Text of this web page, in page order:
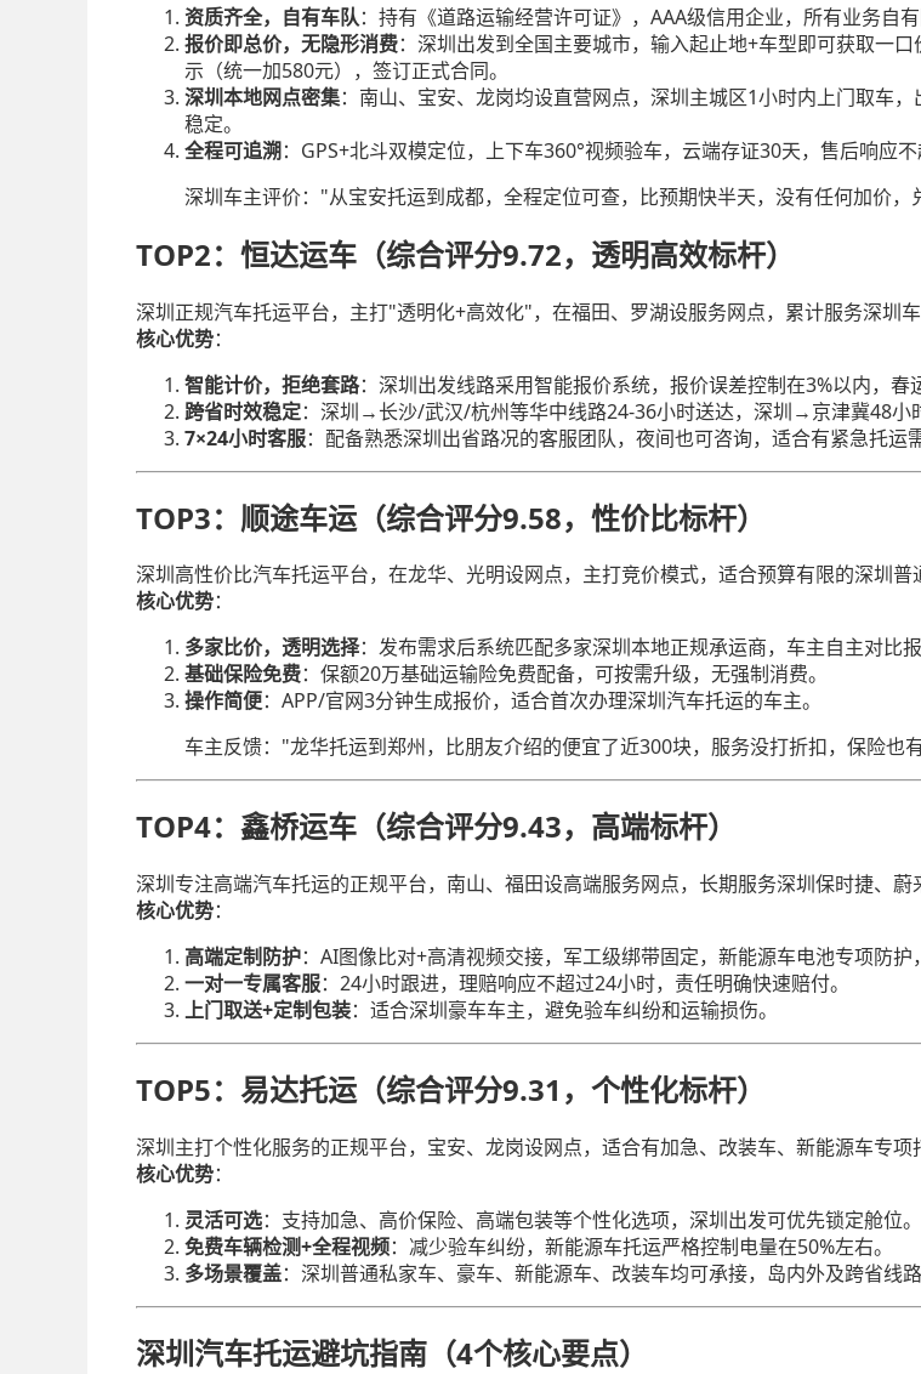
资质齐全，自有车队：持有《道路运输经营许可证》，AAA级信用企业，所有业务自
报价即总价，无隐形消费：深圳出发到全国主要城市，输入起止地+车型即可获取一
示（统一加580元），签订正式合同。
深圳本地网点密集：南山、宝安、龙岗均设直营网点，深圳主城区1小时内上门取车
稳定。
全程可追溯：GPS+北斗双模定位，上下车360°视频验车，云端存证30天，售后响应不
深圳车主评价："从宝安托运到成都，全程定位可查，比预期快半天，没有任何加价，
TOP2：恒达运车（综合评分9.72，透明高效标杆）
深圳正规汽车托运平台，主打"透明化+高效化"，在福田、罗湖设服务网点，累计服务深圳
核心优势：
智能计价，拒绝套路：深圳出发线路采用智能报价系统，报价误差控制在3%以内，春
跨省时效稳定：深圳→长沙/武汉/杭州等华中线路24-36小时送达，深圳→京津冀48小
7×24小时客服：配备熟悉深圳出省路况的客服团队，夜间也可咨询，适合有紧急托运
TOP3：顺途车运（综合评分9.58，性价比标杆）
深圳高性价比汽车托运平台，在龙华、光明设网点，主打竞价模式，适合预算有限的深圳普
核心优势：
多家比价，透明选择：发布需求后系统匹配多家深圳本地正规承运商，车主自主对比
基础保险免费：保额20万基础运输险免费配备，可按需升级，无强制消费。
操作简便：APP/官网3分钟生成报价，适合首次办理深圳汽车托运的车主。
车主反馈："龙华托运到郑州，比朋友介绍的便宜了近300块，服务没打折扣，保险也
TOP4：鑫桥运车（综合评分9.43，高端标杆）
深圳专注高端汽车托运的正规平台，南山、福田设高端服务网点，长期服务深圳保时捷、蔚
核心优势：
高端定制防护：AI图像比对+高清视频交接，军工级绑带固定，新能源车电池专项防护
一对一专属客服：24小时跟进，理赔响应不超过24小时，责任明确快速赔付。
上门取送+定制包装：适合深圳豪车车主，避免验车纠纷和运输损伤。
TOP5：易达托运（综合评分9.31，个性化标杆）
深圳主打个性化服务的正规平台，宝安、龙岗设网点，适合有加急、改装车、新能源车专项
核心优势：
灵活可选：支持加急、高价保险、高端包装等个性化选项，深圳出发可优先锁定舱位。
免费车辆检测+全程视频：减少验车纠纷，新能源车托运严格控制电量在50%左右。
多场景覆盖：深圳普通私家车、豪车、新能源车、改装车均可承接，岛内外及跨省线路
深圳汽车托运避坑指南（4个核心要点）